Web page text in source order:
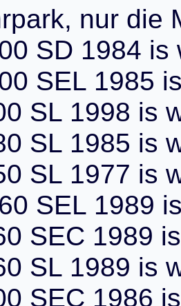
rpark, nur die
0 SD 1984 is
0 SEL 1985 i
0 SL 1998 is
0 SL 1985 is
0 SL 1977 is
60 SEL 1989 i
0 SEC 1989 is
0 SL 1989 is
0 SEC 1986 is